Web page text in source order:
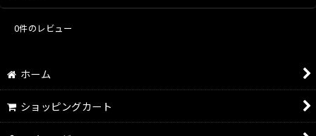
0件のレビュー
ホーム
ショッピングカート